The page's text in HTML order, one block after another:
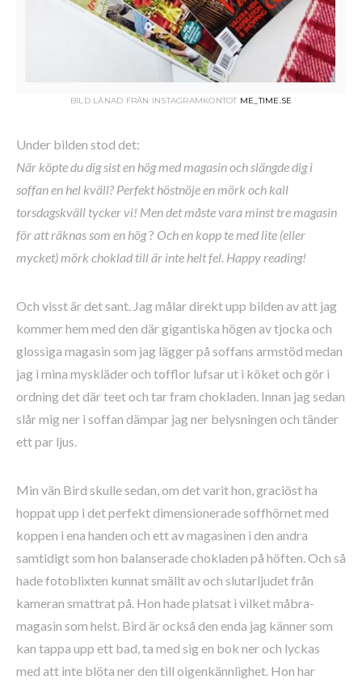
BILD LÅNAD FRÅN INSTAGRAMKONTOT ME_TIME.SE
Under bilden stod det:
När köpte du dig sist en hög med magasin och slängde dig i
soffan en hel kväll? Perfekt höstnöje en mörk och kall
torsdagskväll tycker vi! Men det måste vara minst tre magasin
för att räknas som en hög? Och en kopp te med lite (eller
mycket) mörk choklad till är inte helt fel. Happy reading!
Och visst är det sant. Jag målar direkt upp bilden av att jag
kommer hem med den där gigantiska högen av tjocka och
glossiga magasin som jag lägger på soffans armstöd medan
jag i mina myskläder och tofflor lufsar ut i köket och gör i
ordning det där teet och tar fram chokladen. Innan jag sedan
slår mig ner i soffan dämpar jag ner belysningen och tänder
ett par ljus.
Min vän Bird skulle sedan, om det varit hon, graciöst ha
hoppat upp i det perfekt dimensionerade soffhörnet med
koppen i ena handen och ett av magasinen i den andra
samtidigt som hon balanserade chokladen på höften. Och så
hade fotoblixten kunnat smällt av och slutarljudet från
kameran smattrat på. Hon hade platsat i vilket måbra-
magasin som helst. Bird är också den enda jag känner som
kan tappa upp ett bad, ta med sig en bok ner och lyckas
med att inte blöta ner den till oigenkännlighet. Hon har